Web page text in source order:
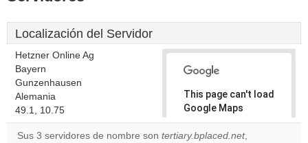
Localización del Servidor
Hetzner Online Ag
Bayern
Gunzenhausen
Alemania
49.1, 10.75
This page can't load
Google Maps
correctly.
Sus 3 servidores de nombre son tertiary.bplaced.net,